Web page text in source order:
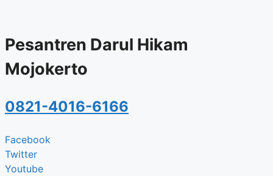
content
Pesantren Darul Hikam
Mojokerto
0821-4016-6166
Facebook
Twitter
Youtube